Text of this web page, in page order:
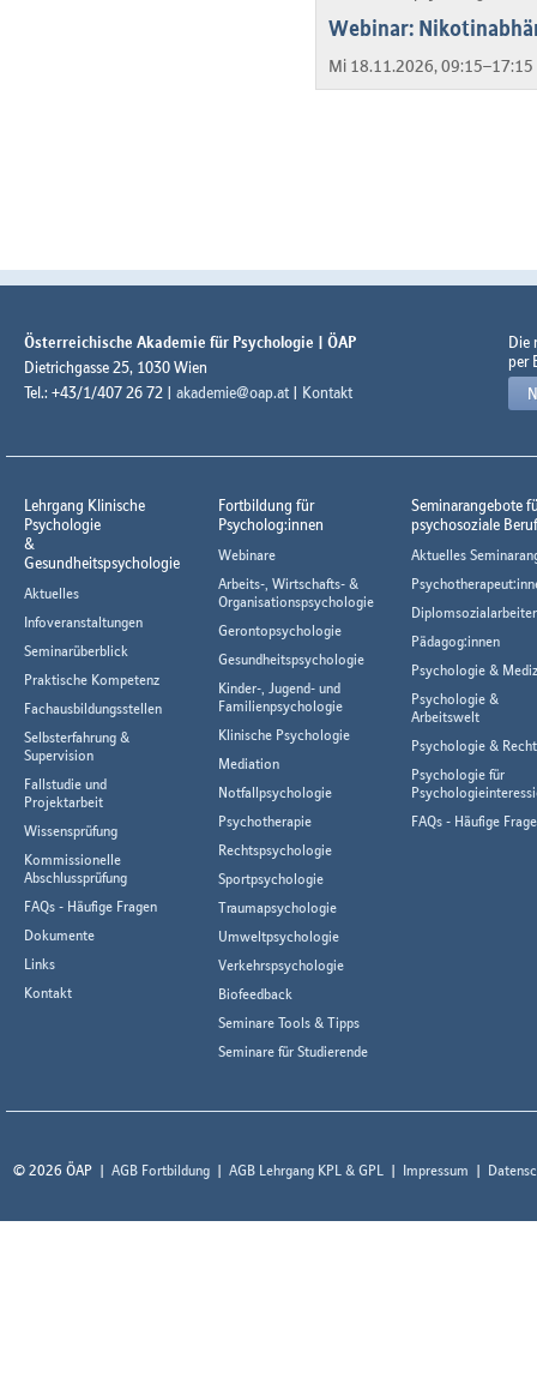
Webinar:
Mi 18.11.2026,
Österreichische Akademie für Psychologie | ÖAP
Dietrichgasse 25, 1030 Wien
Tel.: +43/1/407 26 72 | akademie@oap.at | Kontakt
Die
per
Lehrgang Klinische
Psychologie
&
Gesundheitspsychologie
Aktuelles
Infoveranstaltungen
Seminarüberblick
Praktische Kompetenz
Fachausbildungsstellen
Selbsterfahrung &
Supervision
Fallstudie und
Projektarbeit
Wissensprüfung
Kommissionelle
Abschlussprüfung
FAQs - Häufige Fragen
Dokumente
Links
Kontakt
Fortbildung für
Psycholog:innen
Webinare
Arbeits-, Wirtschafts- &
Organisationspsychologie
Gerontopsychologie
Gesundheitspsychologie
Kinder-, Jugend- und
Familienpsychologie
Klinische Psychologie
Mediation
Notfallpsychologie
Psychotherapie
Rechtspsychologie
Sportpsychologie
Traumapsychologie
Umweltpsychologie
Verkehrspsychologie
Biofeedback
Seminare Tools & Tipps
Seminare für Studierende
Seminarangebote
psychosoziale
Aktuelles
Pädagog:innen
Psychologie &
Psychologie &
Arbeitswelt
Psychologie & Recht
Psychologie für
FAQs - Häufige
© 2026 ÖAP AGB Fortbildung AGB Lehrgang KPL & GPL Impressum